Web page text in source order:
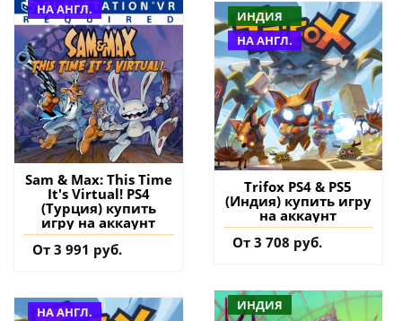
НА АНГЛ.
Sam & Max: This Time
It's Virtual! PS4
(Турция) купить
игру на аккаунт
От 3 991 руб.
ИНДИЯ
НА АНГЛ.
Trifox PS4 & PS5
(Индия) купить игру
на аккаунт
От 3 708 руб.
НА АНГЛ. ИНДИЯ